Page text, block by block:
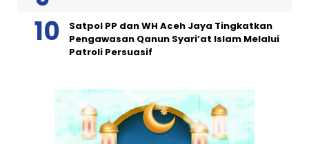
Satpol PP dan WH Aceh Jaya Tingkatkan
Pengawasan Qanun Syari’at Islam Melalui
Patroli Persuasif